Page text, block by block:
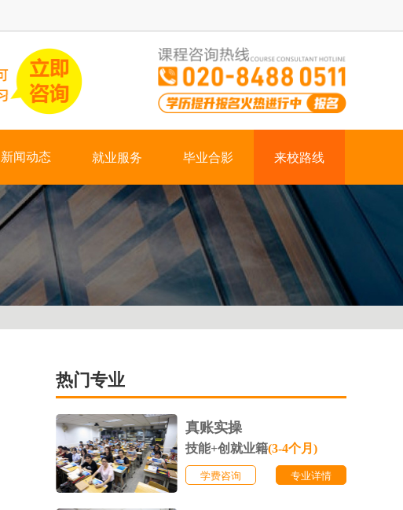
新闻动态
热门资讯
学校新闻
会计培训
就业服务 毕业合影 来校路线
热门专业
真账实操
技能+创就业籍(3-4个月)
学费咨询 专业详情